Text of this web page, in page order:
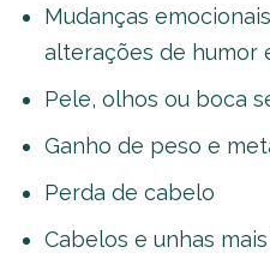
Mudanças
alterações de humor
Pele, olhos ou boca
Ganho de peso e
Perda de cabelo
Cabelos e unhas